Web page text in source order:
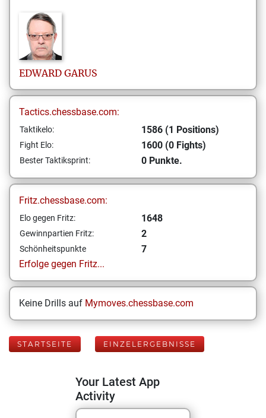
EDWARD GARUS
Tactics.chessbase.com:
Taktikelo: 1586 (1 Positions)
Fight Elo: 1600 (0 Fights)
Bester Taktiksprint: 0 Punkte.
Fritz.chessbase.com:
Elo gegen Fritz: 1648
Gewinnpartien Fritz: 2
Schönheitspunkte
7
Erfolge gegen Fritz...
Keine Drills auf Mymoves.chessbase.com
STARTSEITE EINZELERGEBNISSE
Your Latest App
Activity